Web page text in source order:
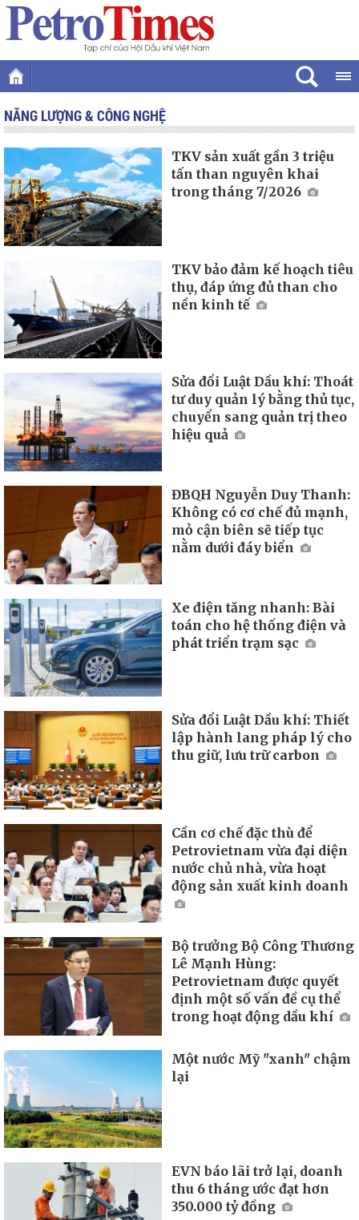
NĂNG LƯỢNG & CÔNG NGHỆ
TKV sản xuất gần 3 triệu
tấn than nguyên khai
trong tháng 7/2026
TKV bảo đảm kế hoạch tiêu
thụ, đáp ứng đủ than cho
nền kinh tế
Sửa đổi Luật Dầu khí: Thoát
tư duy quản lý bằng thủ tục,
chuyển sang quản trị theo
hiệu quả
ĐBQH Nguyễn Duy Thanh:
Không có cơ chế đủ mạnh,
mỏ cận biên sẽ tiếp tục
nằm dưới đáy biển
Xe điện tăng nhanh: Bài
toán cho hệ thống điện và
phát triển trạm sạc
Sửa đổi Luật Dầu khí: Thiết
lập hành lang pháp lý cho
thu giữ, lưu trữ carbon
Cần cơ chế đặc thù để
Petrovietnam vừa đại diện
nước chủ nhà, vừa hoạt
động sản xuất kinh doanh
Bộ trưởng Bộ Công Thương
Lê Mạnh Hùng:
Petrovietnam được quyết
định một số vấn đề cụ thể
trong hoạt động dầu khí
Một nước Mỹ "xanh" chậm
lại
EVN báo lãi trở lại, doanh
thu 6 tháng ước đạt hơn
350.000 tỷ đồng